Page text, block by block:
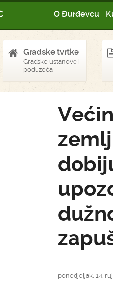
O Đurđevcu
Gradske tvrtke
Gradske ustanove i
poduzeća
ponedjeljak, 14.